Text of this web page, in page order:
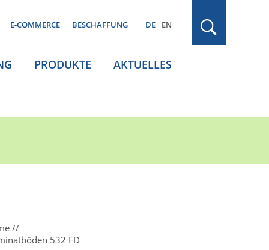
E-COMMERCE BESCHAFFUNG DE EN
PRODUKTE AKTUELLES
532 FD